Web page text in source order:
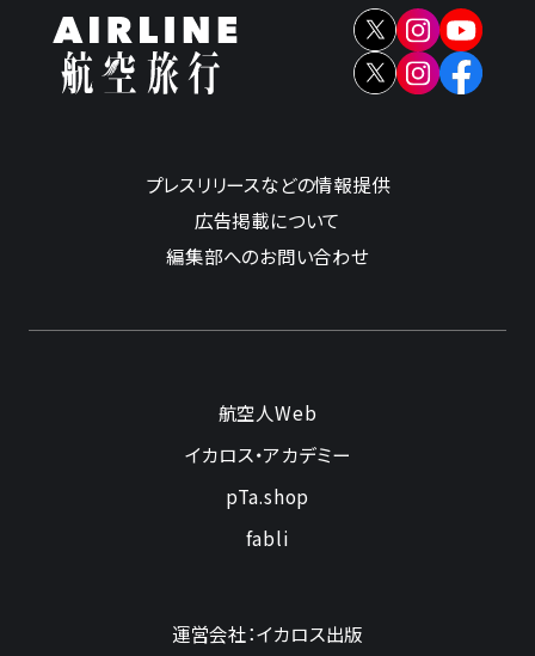
プレスリリースなどの情報提供
広告掲載について
編集部へのお問い合わせ
航空人Web
イカロス・アカデミー
pTa.shop
fabli
運営会社：イカロス出版